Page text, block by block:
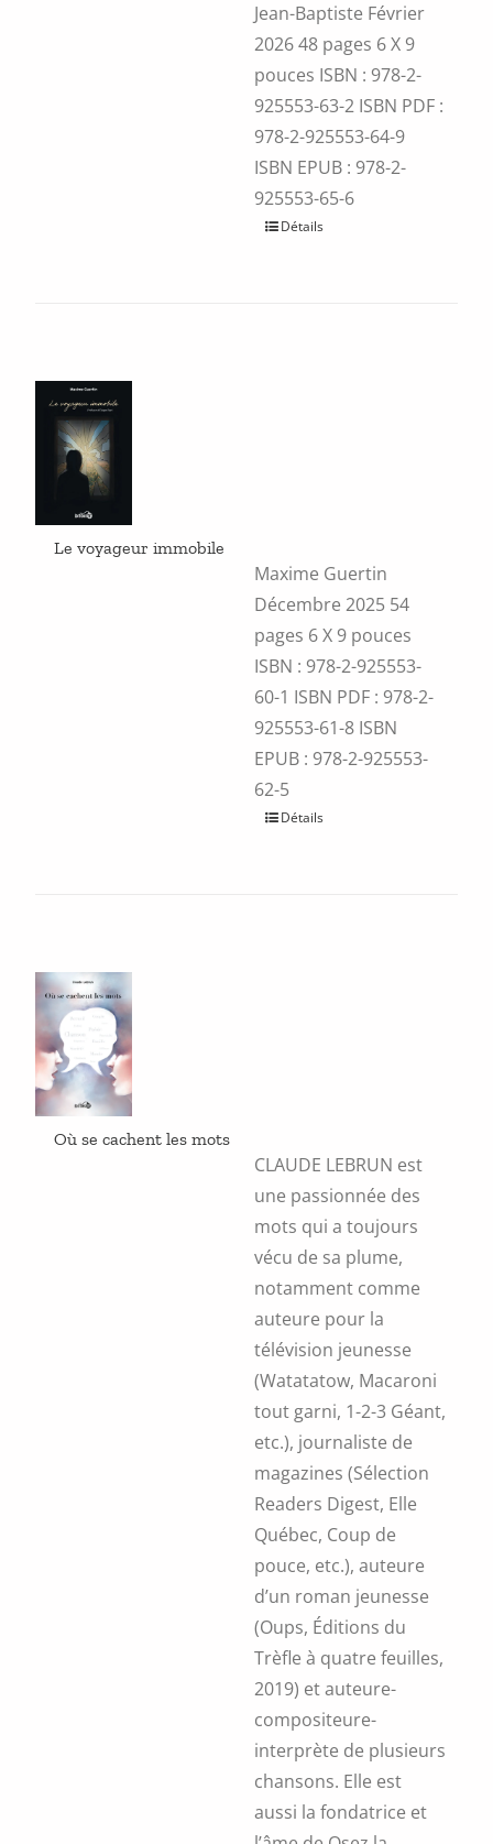
Jean-Baptiste Février
2026 48 pages 6 X 9
pouces ISBN : 978-2-
925553-63-2 ISBN PDF :
978-2-925553-64-9
ISBN EPUB : 978-2-
925553-65-6
CeDétails
Le voyageur immobile
Maxime Guertin
Décembre 2025 54
pages 6 X 9 pouces
ISBN : 978-2-925553-
60-1 ISBN PDF : 978-2-
925553-61-8 ISBN
EPUB : 978-2-925553-
62-5
CeDétails
Où se cachent les mots
CLAUDE LEBRUN est
une passionnée des
mots qui a toujours
vécu de sa plume,
notamment comme
auteure pour la
télévision jeunesse
(Watatatow, Macaroni
tout garni, 1-2-3 Géant,
etc.), journaliste de
magazines (Sélection
Readers Digest, Elle
Québec, Coup de
pouce, etc.), auteure
d’un roman jeunesse
(Oups, Éditions du
Trèfle à quatre feuilles,
2019) et auteure-
compositeure-
interprète de plusieurs
chansons. Elle est
aussi la fondatrice et